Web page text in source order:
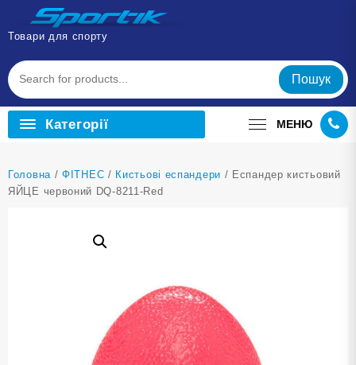
Перейти
вмісту
Товари для спорту
Пошук
Категорії МЕНЮ
Головна /ФІТНЕС / Кистьові еспандери / Еспандер кистьовий
ЯЙЦЕ червоний DQ-8211-Red